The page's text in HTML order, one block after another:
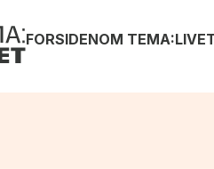
FORSIDENOM